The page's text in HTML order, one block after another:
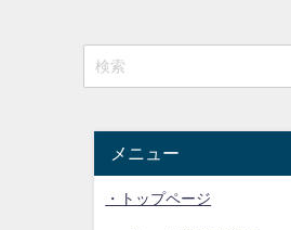
イルーナ雑学
メニュー
・トップページ